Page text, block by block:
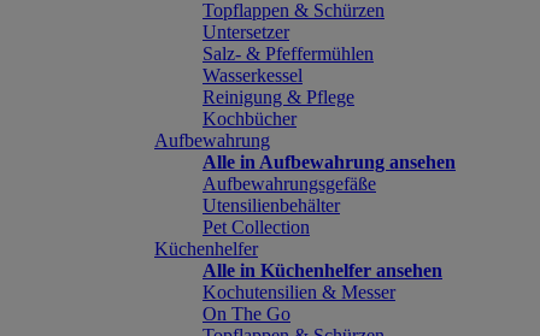
Topflappen & Schürzen
Untersetzer
Salz- & Pfeffermühlen
Wasserkessel
Reinigung & Pflege
Kochbücher
Aufbewahrung
Alle in Aufbewahrung ansehen
Aufbewahrungsgefäße
Utensilienbehälter
Pet Collection
Küchenhelfer
Alle in Küchenhelfer ansehen
Kochutensilien & Messer
On The Go